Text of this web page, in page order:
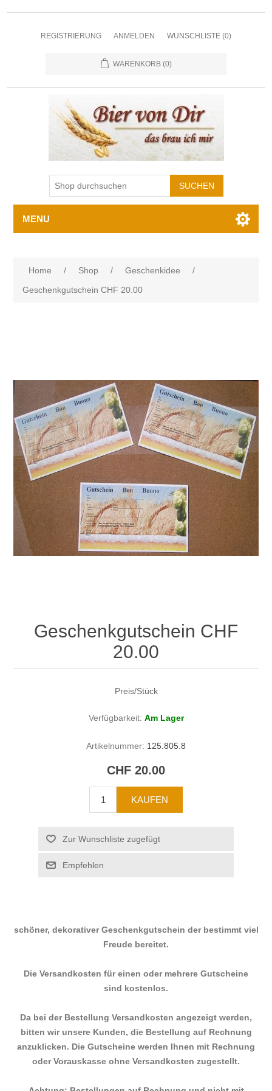
REGISTRIERUNG ANMELDEN WUNSCHLISTE (0)
WARENKORB (0)
MENU
Home / Shop / Geschenkidee
/
Geschenkgutschein CHF 20.00
Geschenkgutschein CHF
20.00
Preis/Stück
Verfügbarkeit: Am Lager
Artikelnummer: 125.805.8
CHF 20.00
schöner, dekorativer Geschenkgutschein der bestimmt viel
Freude bereitet.
Die Versandkosten für einen oder mehrere Gutscheine
sind kostenlos.
Da bei der Bestellung Versandkosten angezeigt werden,
bitten wir unsere Kunden, die Bestellung auf Rechnung
anzuklicken. Die Gutscheine werden Ihnen mit Rechnung
oder Vorauskasse ohne Versandkosten zugestellt.